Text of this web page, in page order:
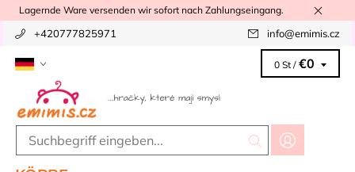
Lagernde Ware versenden wir sofort nach Zahlungseingang.
+420777825971 info@emimis.cz
0 St / €0